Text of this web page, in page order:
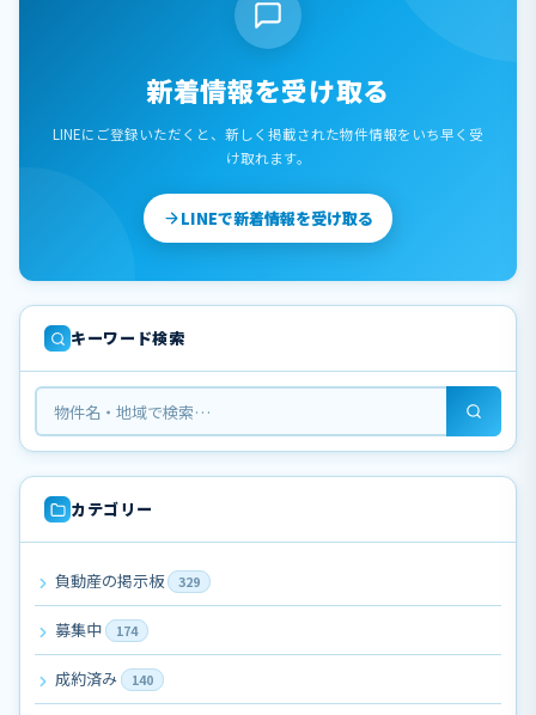
新着情報を受け取る
LINEにご登録いただくと、新しく掲載された物件情報をいち早く受
け取れます。
LINEで新着情報を受け取る
キーワード検索
カテゴリー
負動産の掲示板 329
募集中 174
成約済み 140